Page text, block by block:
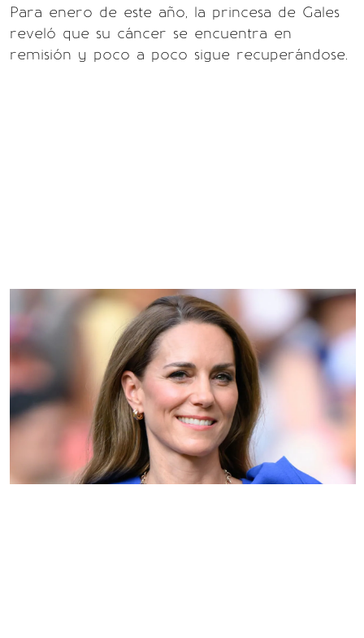
Para enero de este año, la princesa de Gales
reveló que su cáncer se encuentra en
remisión y poco a poco sigue recuperándose.